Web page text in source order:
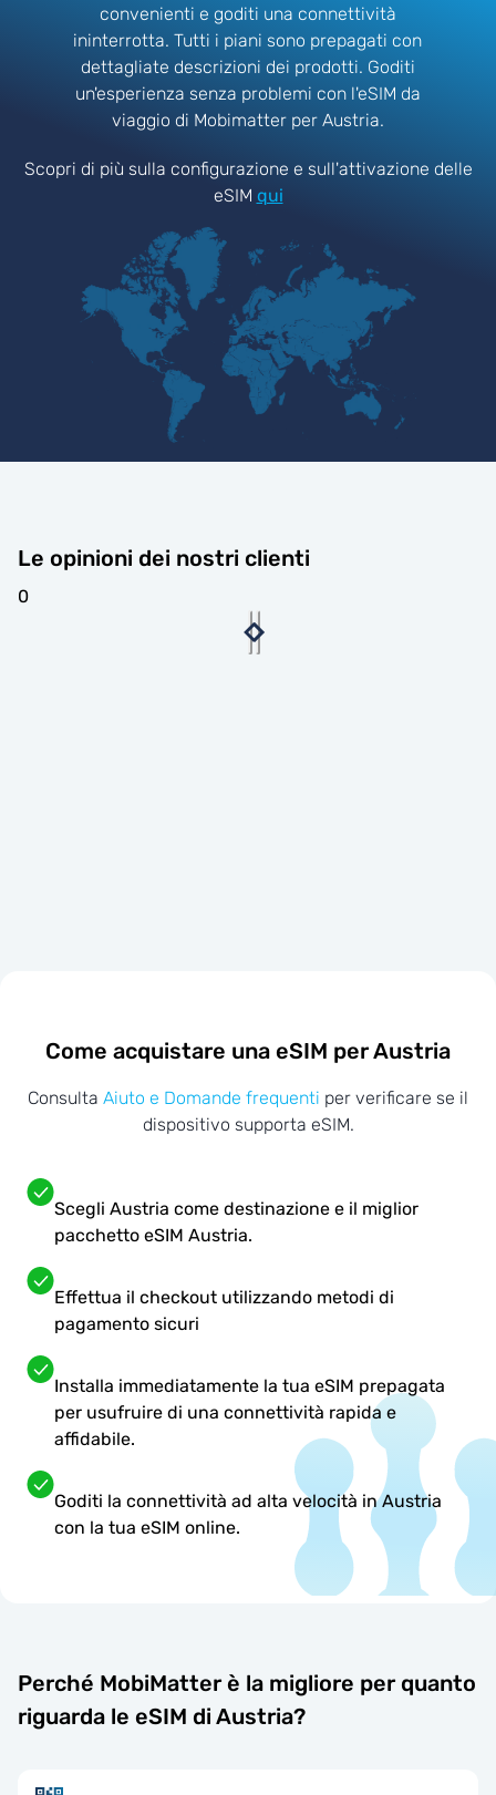
convenienti e goditi una connettività
ininterrotta. Tutti i piani sono prepagati con
dettagliate descrizioni dei prodotti. Goditi
un'esperienza senza problemi con l'eSIM da
viaggio di Mobimatter per Austria.
Scopri di più sulla configurazione e sull'attivazione delle
eSIM qui
Le opinioni dei nostri clienti
0
Come acquistare una eSIM per Austria
Consulta Aiuto e Domande frequenti per verificare se il
dispositivo supporta eSIM.
Scegli Austria come destinazione e il miglior
pacchetto eSIM Austria.
Effettua il checkout utilizzando metodi di
pagamento sicuri
Installa immediatamente la tua eSIM prepagata
per usufruire di una connettività rapida e
affidabile.
Goditi la connettività ad alta velocità in Austria
con la tua eSIM online.
Perché MobiMatter è la migliore per quanto
riguarda le eSIM di Austria?